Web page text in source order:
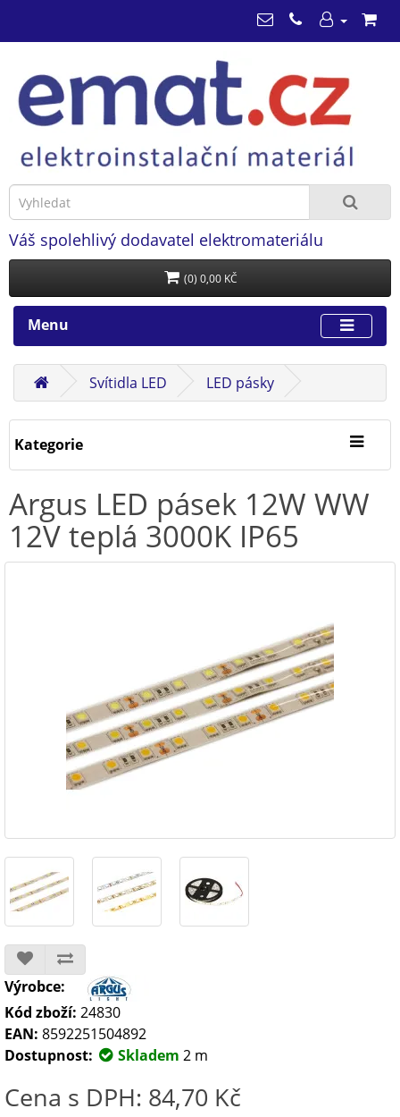
Váš spolehlivý dodavatel elektromateriálu
(0) 0,00 KČ
Menu
Svítidla LED LED pásky
Kategorie
Argus LED pásek 12W WW
12V teplá 3000K IP65
Výrobce:
Kód zboží: 24830
EAN: 8592251504892
Dostupnost:
Skladem 2 m
Cena s DPH: 84,70 Kč